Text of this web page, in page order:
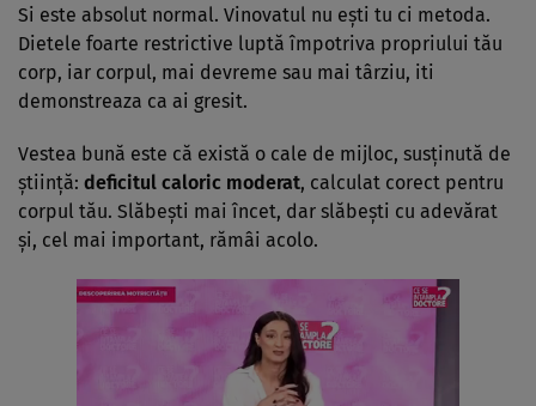
Si este absolut normal. Vinovatul nu ești tu ci metoda.
Dietele foarte restrictive luptă împotriva propriului tău
corp, iar corpul, mai devreme sau mai târziu, iti
demonstreaza ca ai gresit.
Vestea bună este că există o cale de mijloc, susținută de
știință: deficitul caloric moderat, calculat corect pentru
corpul tău. Slăbești mai încet, dar slăbești cu adevărat
și, cel mai important, rămâi acolo.